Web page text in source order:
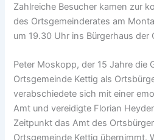
Zahlreiche Besucher kamen zur
des Ortsgemeinderates am
um 19.30 Uhr ins Bürgerhaus der
Peter Moskopp, der 15 Jahre die
Ortsgemeinde Kettig als
verabschiedete sich mit einer
Amt und vereidigte Florian
Zeitpunkt das Amt des
Ortsgemeinde Kettig übernimmt.